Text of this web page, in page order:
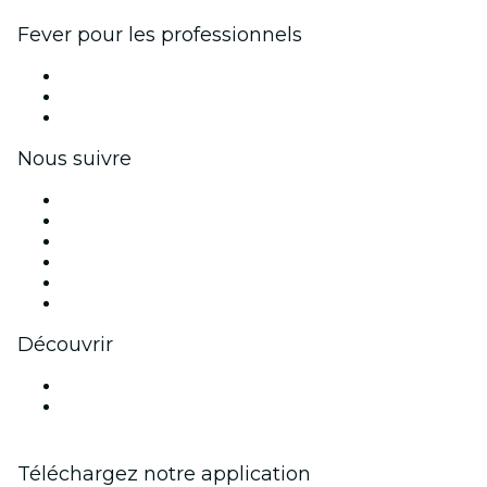
Fever pour les professionnels
Nous suivre
Découvrir
Téléchargez notre application